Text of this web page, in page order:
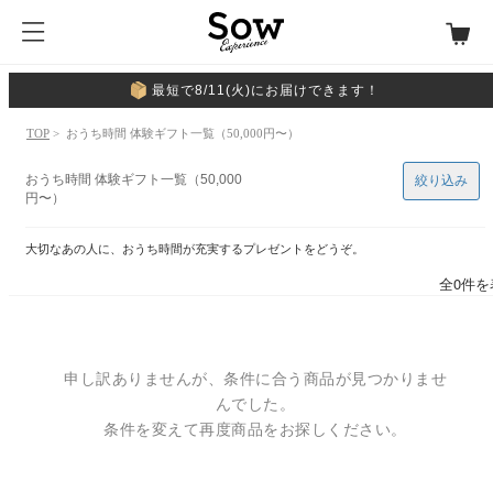
最短で8/11(火)にお届けできます！
TOP > おうち時間 体験ギフト一覧（50,000円〜）
おうち時間 体験ギフト一覧（50,000
円〜）
大切なあの人に、おうち時間が充実するプレゼントをどうぞ。
絞り込み
全0件
申し訳ありませんが、条件に合う商品が見つかりませ
んでした。
条件を変えて再度商品をお探しください。